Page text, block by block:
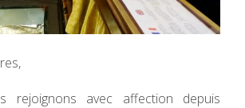
rejoignons avec affection depuis